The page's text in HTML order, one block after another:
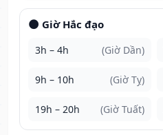
🌑 Giờ Hắc đạo
3h – 4h (Giờ Dần)
9h – 10h (Giờ Tỵ)
19h – 20h (Giờ Tuất)